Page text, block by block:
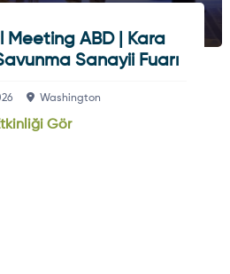
Meeting ABD | Kara
Sanayii Fuarı
Washington
Gör